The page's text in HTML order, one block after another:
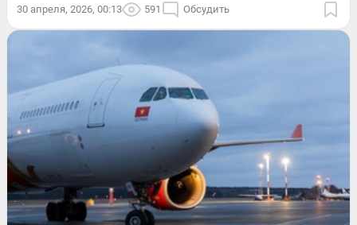
30 апреля, 2026, 00:13 591 Обсудить